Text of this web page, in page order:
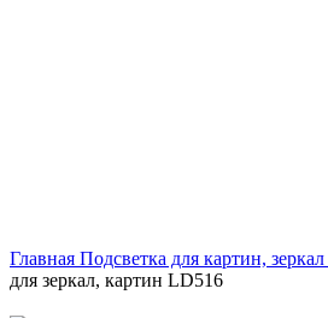
Главная Подсветка для картин, зеркал
для зеркал, картин LD516